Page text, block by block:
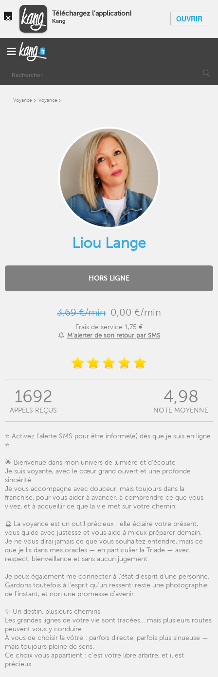
× Téléchargez l'application!
Kang OUVRIR
Voyance Voyance
Liou Lange
HORS LIGNE
3,69 €/min 0,00 €/min
Frais de service 1,75 €
M'alerter de son retour par SMS
1692
APPELS REÇUS
4,98
NOTE MOYENNE
⭐️ Activez l’alerte SMS pour être informé(e) dès que je suis en ligne
⭐️
🌟 Bienvenue dans mon univers de lumière et d’écoute
Je suis voyante, avec le cœur grand ouvert et une profonde
sincérité.
Je vous accompagne avec douceur, mais toujours dans la
franchise, pour vous aider à avancer, à comprendre ce que vous
vivez, et à accueillir ce que la vie met sur votre chemin.
🔮 La voyance est un outil précieux : elle éclaire votre présent,
vous guide avec justesse et vous aide à mieux préparer demain.
Je ne vous dirai jamais ce que vous souhaitez entendre, mais ce
que je lis dans mes oracles — en particulier la Triade — avec
respect, bienveillance et sans aucun jugement.
Je peux également me connecter à l’état d’esprit d’une personne.
Gardons toutefois à l’esprit qu’un ressenti reste une photographie
de l’instant, et non une promesse d’avenir.
✨ Un destin, plusieurs chemins
Les grandes lignes de votre vie sont tracées… mais plusieurs routes
peuvent vous y conduire.
À vous de choisir la vôtre : parfois directe, parfois plus sinueuse —
mais toujours pleine de sens.
Ce choix vous appartient : c’est votre libre arbitre, et il est
précieux.